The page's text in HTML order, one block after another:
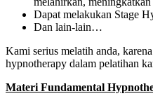
Dapat melakukan Stage
Dan lain-lain…
Kami serius melatih anda,
hypnotherapy dalam pelatihan
Materi Fundamental